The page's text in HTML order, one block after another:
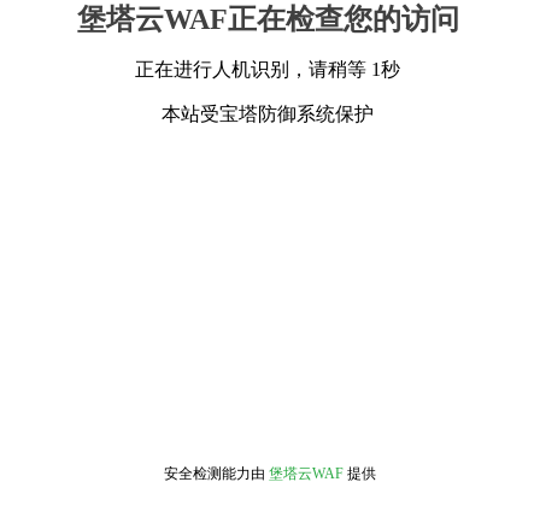
堡塔云WAF正在检查您的访问
正在进行人机识别，请稍等 1秒
本站受宝塔防御系统保护
安全检测能力由 堡塔云WAF 提供